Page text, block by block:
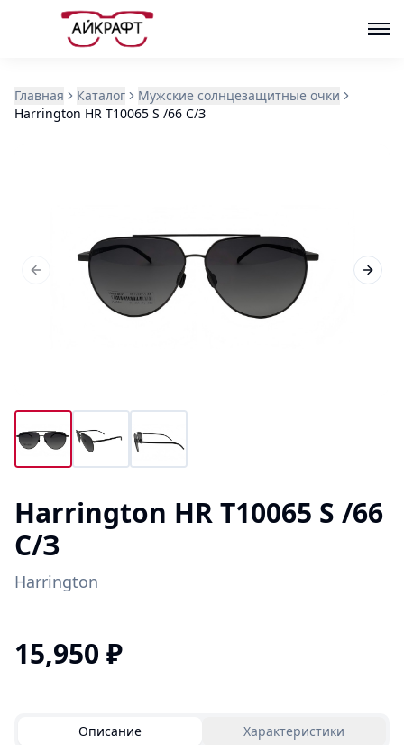
Главная Каталог
Мужские солнцезащитные очки
Harrington HR T10065 S /66 С/З
Previous slide Next
Harrington HR T10065 S /66
С/З
Harrington
15,950 ₽
Описание Характеристики